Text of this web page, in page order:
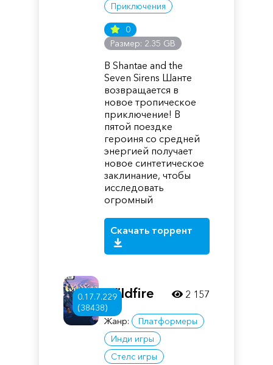
Приключения
0
Размер: 2.35 GB
В Shantae and the
Seven Sirens Шанте
возвращается в
новое тропическое
приключение! В
пятой поездке
героиня со средней
энергией получает
новое синтетическое
заклинание, чтобы
исследовать
огромный
Скачать торрент
0.17.7.229
(38438)
Wildfire
Жанр:
Платформеры
Инди игры
Стелс игры
2 157